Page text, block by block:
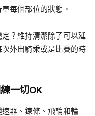
每個部位的狀態。
？維持清潔除了可以延
外出騎乘或是比賽的時
一切OK
器、鍊條、飛輪和輪